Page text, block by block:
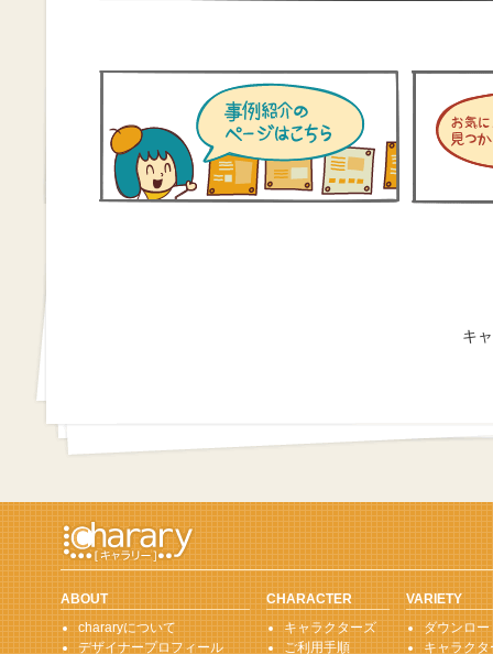
キ
ABOUT
chararyについて
デザイナープロフィール
CHARACTER
キャラクターズ
ご利用手順
VARIETY
ダウンロ
キャラク